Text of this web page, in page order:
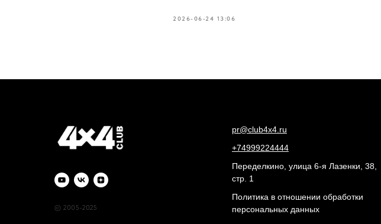
2026-06-24 13:06
© 2005-2025
pr@club4x4.ru
+74999224444
Переделкино, улица 6-я Лазенки, 38,
стр. 1
Политика в отношении обработки
персональных данных